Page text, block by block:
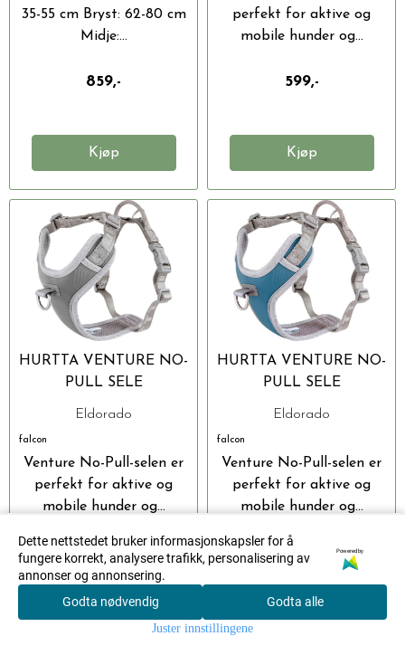
Søk
35-55 cm Bryst: 62-80 cm
Midje:...
859,-
Kjøp
perfekt for aktive og
mobile hunder og...
599,-
Kjøp
HURTTA VENTURE NO-
PULL SELE
Eldorado
falcon
Venture No-Pull-selen er
perfekt for aktive og
mobile hunder og...
499,-
Kjøp
HURTTA VENTURE NO-
PULL SELE
Eldorado
falcon
Venture No-Pull-selen er
perfekt for aktive og
mobile hunder og...
499,-
Kjøp
Dette nettstedet bruker informasjonskapsler for å
fungere korrekt, analysere trafikk, personalisering av
annonser og annonsering.
Powered by
Godta nødvendig Godta alle
Juster innstillingene